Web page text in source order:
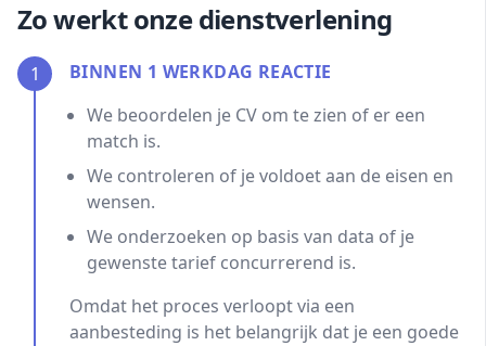
Zo werkt onze dienstverlening
1
BINNEN 1 WERKDAG REACTIE
We beoordelen je CV om te zien of er een
match is.
We controleren of je voldoet aan de eisen en
wensen.
We onderzoeken op basis van data of je
gewenste tarief concurrerend is.
Omdat het proces verloopt via een
aanbesteding is het belangrijk dat je een goede